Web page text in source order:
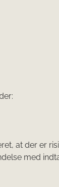
at der er
med